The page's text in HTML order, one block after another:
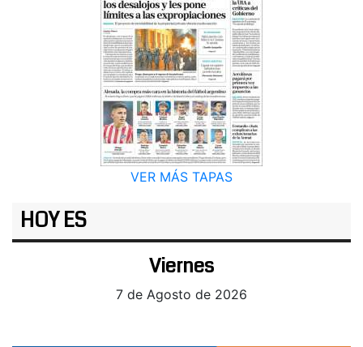
VER MÁS TAPAS
HOY ES
Viernes
7 de Agosto de 2026